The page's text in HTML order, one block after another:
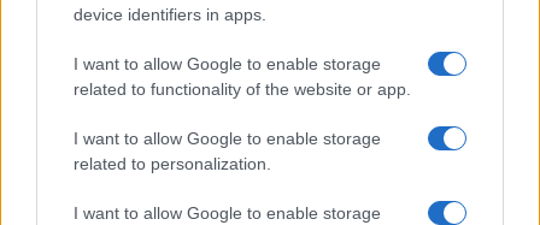
device identifiers in apps.
I want to allow Google to enable storage
related to functionality of the website or app.
I want to allow Google to enable storage
related to personalization.
I want to allow Google to enable storage
Ilyen még nem volt: most a gyerkőcök bulizhatnak a Káptalan
Kertben!
Helyi hírek
A világon évente mintegy 25 millió tonna őszibarack terem, Kína